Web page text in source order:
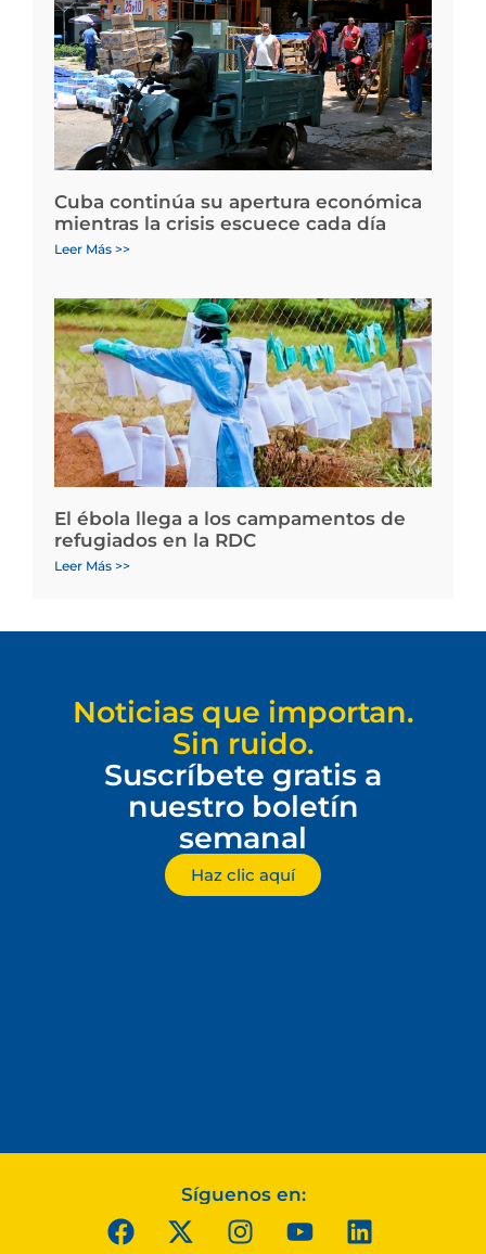
Cuba continúa su apertura económica
mientras la crisis escuece cada día
Leer Más >>
El ébola llega a los campamentos de
refugiados en la RDC
Leer Más >>
Noticias que importan.
Sin ruido.
Suscríbete gratis a
nuestro boletín
semanal
Haz clic aquí
Síguenos en: